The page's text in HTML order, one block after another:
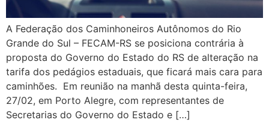
A Federação dos Caminhoneiros Autônomos do Rio
Grande do Sul – FECAM-RS se posiciona contrária à
proposta do Governo do Estado do RS de alteração na
tarifa dos pedágios estaduais, que ficará mais cara para
caminhões. Em reunião na manhã desta quinta-feira,
27/02, em Porto Alegre, com representantes de
Secretarias do Governo do Estado e […]